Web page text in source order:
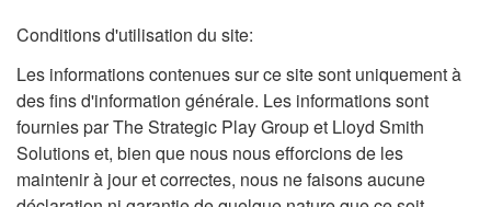
Conditions d'utilisation du site:
Les informations contenues sur ce site sont uniquement à
des fins d'information générale. Les informations sont
fournies par The Strategic Play Group et Lloyd Smith
Solutions et, bien que nous nous efforcions de les
maintenir à jour et correctes, nous ne faisons aucune